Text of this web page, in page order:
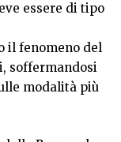
essere di tipo
il fenomeno del
soffermandosi
modalità più